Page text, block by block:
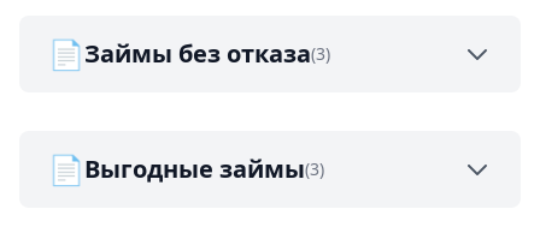
📄Займы без отказа(3)
📄Выгодные займы(3)